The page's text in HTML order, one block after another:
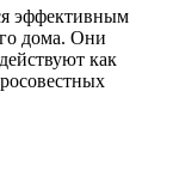
эффективным
дома. Они
как